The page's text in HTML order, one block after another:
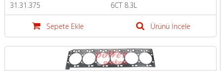
31.31.375 6CT 8.3L
Sepete Ekle Ürünü İncele